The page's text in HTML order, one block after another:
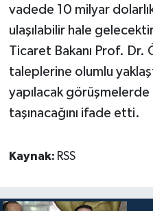
vadede 10 milyar
ulaşılabilir hale
Ticaret Bakanı Prof. Dr.
taleplerine olumlu
yapılacak görüşmelerde
taşınacağını ifade etti.
Kaynak: RSS